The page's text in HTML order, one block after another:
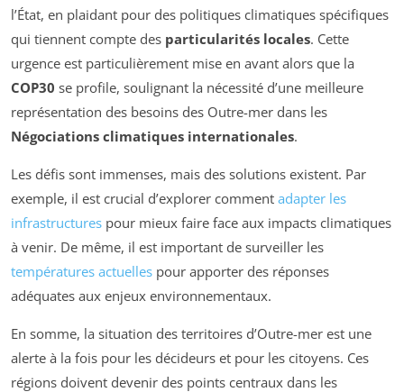
l’État, en plaidant pour des politiques climatiques spécifiques
qui tiennent compte des particularités locales. Cette
urgence est particulièrement mise en avant alors que la
COP30 se profile, soulignant la nécessité d’une meilleure
représentation des besoins des Outre-mer dans les
Négociations climatiques internationales.
Les défis sont immenses, mais des solutions existent. Par
exemple, il est crucial d’explorer comment adapter les
infrastructures pour mieux faire face aux impacts climatiques
à venir. De même, il est important de surveiller les
températures actuelles pour apporter des réponses
adéquates aux enjeux environnementaux.
En somme, la situation des territoires d’Outre-mer est une
alerte à la fois pour les décideurs et pour les citoyens. Ces
régions doivent devenir des points centraux dans les